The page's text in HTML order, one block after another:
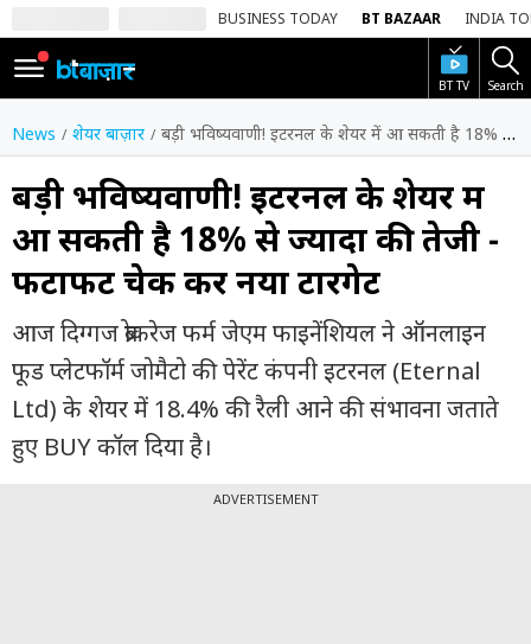
BUSINESS TODAY BT BAZAAR INDIA
BT TV Search
SIGN
IN
Dark
Mode
होम
शेयर
बाज़ार
वीडियो
ट्रेंडिंग
News शेयर बाज़ार बड़ी भविष्यवाणी! इटरनल के शेयर में आ सकती है 18% से ज्यादा की तेजी - फटाफट चेक करें नया टारगेट
बड़ी भविष्यवाणी! इटरनल के शेयर में
आ सकती है 18% से ज्यादा की तेजी -
फटाफट चेक करें नया टारगेट
आज दिग्गज ब्रोकरेज फर्म जेएम फाइनेंशियल ने ऑनलाइन
फूड प्लेटफॉर्म जोमैटो की पेरेंट कंपनी इटरनल (Eternal
Ltd) के शेयर में 18.4% की रैली आने की संभावना जताते
हुए BUY कॉल दिया है।
ADVERTISEMENT